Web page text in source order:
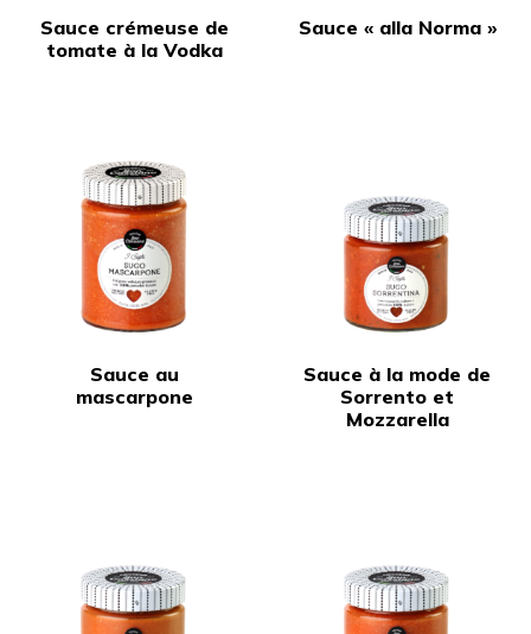
Sauce crémeuse de
tomate à la Vodka
Sauce « alla Norma »
Sauce au
mascarpone
Sauce à la mode de
Sorrento et
Mozzarella